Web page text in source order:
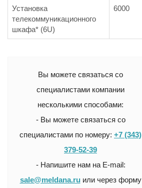
Установка
телекоммуникационного
шкафа* (6U)
6000
Вы можете связаться со
специалистами компании
несколькими способами:
- Вы можете связаться со
специалистами по номеру: +7 (343)
379-52-39
- Напишите нам на E-mail:
sale@meldana.ruили через форму